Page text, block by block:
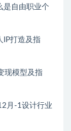
是自由职业个
IP打造及指
现模型及指
月-1设计行业